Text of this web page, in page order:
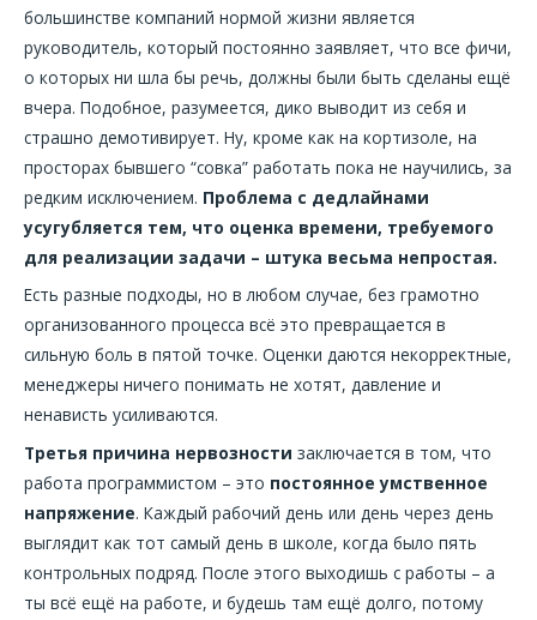
большинстве компаний нормой жизни является
руководитель, который постоянно заявляет, что все фичи,
о которых ни шла бы речь, должны были быть сделаны ещё
вчера. Подобное, разумеется, дико выводит из себя и
страшно демотивирует. Ну, кроме как на кортизоле, на
просторах бывшего “совка” работать пока не научились, за
редким исключением. Проблема с дедлайнами
усугубляется тем, что оценка времени, требуемого
для реализации задачи – штука весьма непростая.
Есть разные подходы, но в любом случае, без грамотно
организованного процесса всё это превращается в
сильную боль в пятой точке. Оценки даются некорректные,
менеджеры ничего понимать не хотят, давление и
ненависть усиливаются.
Третья причина нервозности заключается в том, что
работа программистом – это постоянное умственное
напряжение. Каждый рабочий день или день через день
выглядит как тот самый день в школе, когда было пять
контрольных подряд. После этого выходишь с работы – а
ты всё ещё на работе, и будешь там ещё долго, потому